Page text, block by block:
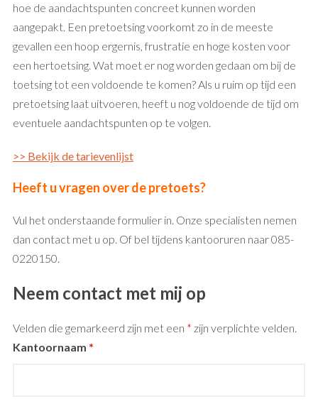
hoe de aandachtspunten concreet kunnen worden
aangepakt. Een pretoetsing voorkomt zo in de meeste
gevallen een hoop ergernis, frustratie en hoge kosten voor
een hertoetsing. Wat moet er nog worden gedaan om bij de
toetsing tot een voldoende te komen? Als u ruim op tijd een
pretoetsing laat uitvoeren, heeft u nog voldoende de tijd om
eventuele aandachtspunten op te volgen.
>> Bekijk de tarievenlijst
Heeft u vragen over de pretoets?
Vul het onderstaande formulier in. Onze specialisten nemen
dan contact met u op. Of bel tijdens kantooruren naar 085-
0220150.
Neem contact met mij op
Velden die gemarkeerd zijn met een * zijn verplichte velden.
Kantoornaam *